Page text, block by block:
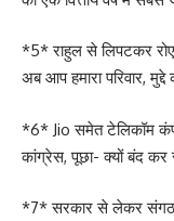
*5* राहुल से लिपटकर
अब आप हमारा परिवार,
*6* Jio समेत टेलिकॉम
कांग्रेस, पूछा- क्यों बंद
*7* सरकार से लेकर